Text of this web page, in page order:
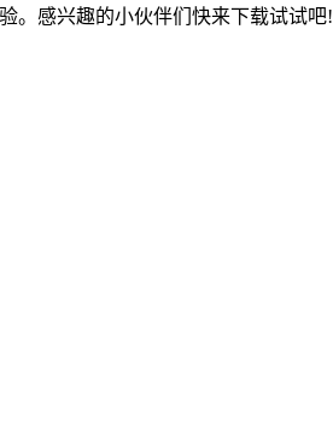
。感兴趣的小伙伴们快来下载试试吧!